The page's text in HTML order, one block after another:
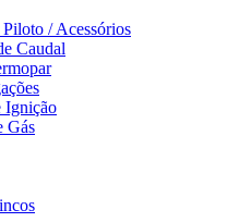
/ Acessórios
Caudal
Ignição
Gás